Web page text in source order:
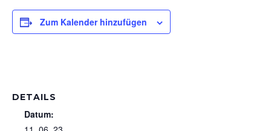
Zum Kalender hinzufügen
DETAILS
Datum: